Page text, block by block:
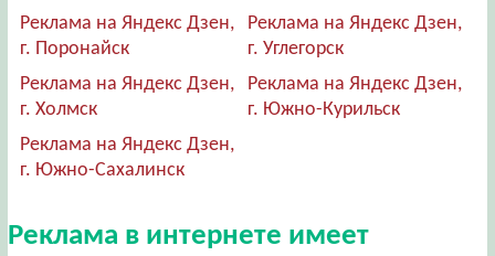
Реклама на Яндекс Дзен,
г. Поронайск
Реклама на Яндекс Дзен,
г. Углегорск
Реклама на Яндекс Дзен,
г. Холмск
Реклама на Яндекс Дзен,
г. Южно-Курильск
Реклама на Яндекс Дзен,
г. Южно-Сахалинск
Реклама в интернете имеет